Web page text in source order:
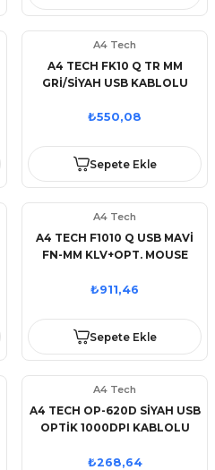
A4 Tech
A4 TECH FK10 Q TR MM
GRİ/SİYAH USB KABLOLU
₺550,08
Sepete Ekle
A4 Tech
A4 TECH F1010 Q USB MAVİ
FN-MM KLV+OPT. MOUSE
₺911,46
Sepete Ekle
A4 Tech
A4 TECH OP-620D SİYAH USB
OPTİK 1000DPI KABLOLU
₺268,64